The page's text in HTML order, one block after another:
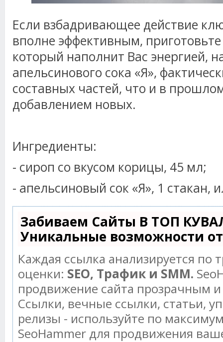
Если взбадривающее действие
вполне эффективным,
который наполнит Вас энергией,
апельсинового сока «Я»,
составных частей, что и в
добавлением новых.
Ингредиенты:
- сироп со вкусом корицы, 45 мл;
- апельсиновый сок «Я», 1 стакан,
Забиваем Сайты В ТОП
Уникальные возможности
Каждая ссылка анализируется по
оценки: SEO, Трафик и SMM.
продвижение сайта прозрачным
Ссылки, вечные ссылки, статьи,
релизы - используйте по
SeoHammer для продвижения